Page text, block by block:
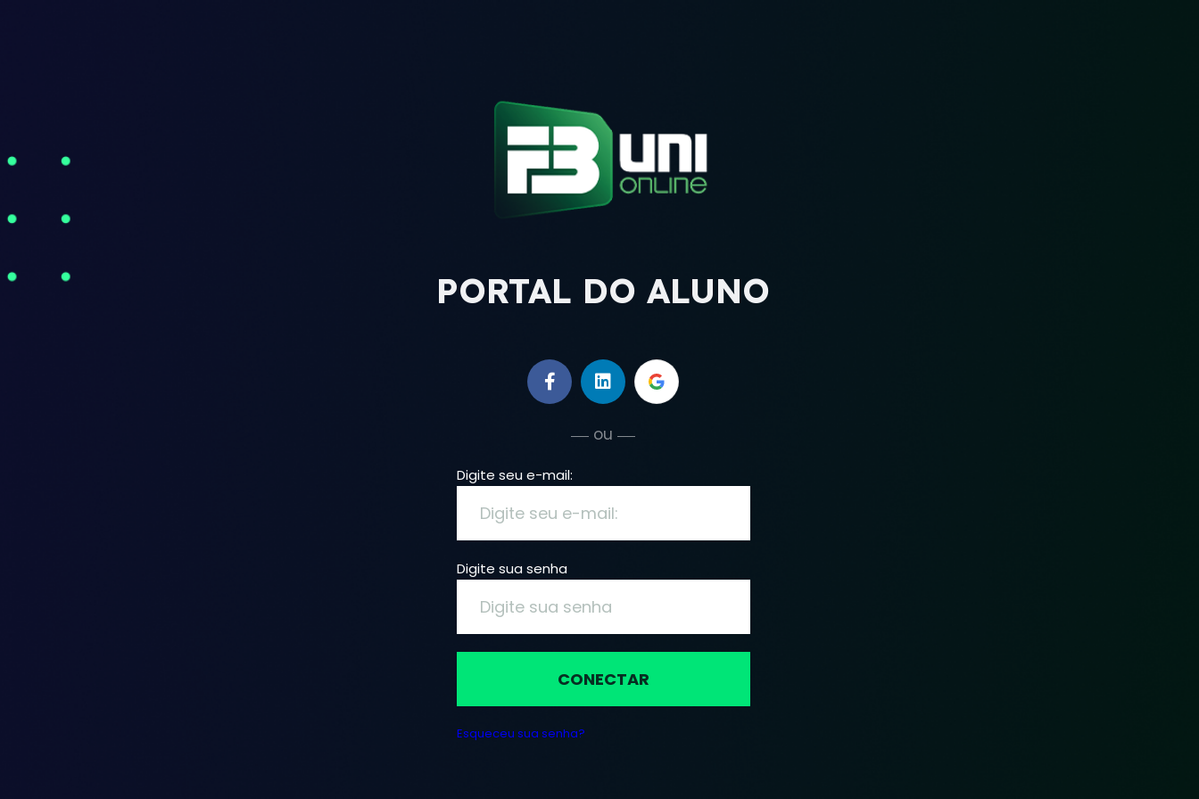
PORTAL DO ALUNO
ou
Digite seu e-mail:
Digite sua senha
CONECTAR
Esqueceu sua senha?